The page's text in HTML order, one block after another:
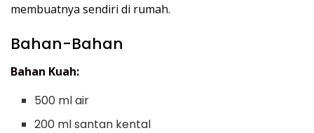
membuatnya sendiri di rumah.
Bahan-Bahan
Bahan Kuah:
500 ml air
200 ml santan kental